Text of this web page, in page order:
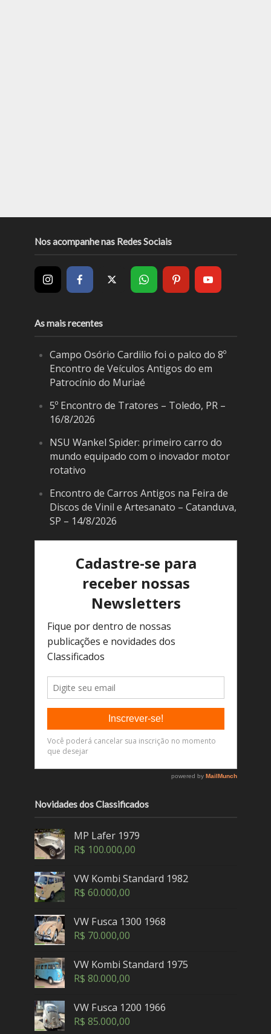
Nos acompanhe nas Redes Sociais
As mais recentes
Campo Osório Cardilio foi o palco do 8º
Encontro de Veículos Antigos do em
Patrocínio do Muriaé
5º Encontro de Tratores – Toledo, PR –
16/8/2026
NSU Wankel Spider: primeiro carro do
mundo equipado com o inovador motor
rotativo
Encontro de Carros Antigos na Feira de
Discos de Vinil e Artesanato – Catanduva,
SP – 14/8/2026
Novidades dos Classificados
MP Lafer 1979
R$ 100.000,00
VW Kombi Standard 1982
R$ 60.000,00
VW Fusca 1300 1968
R$ 70.000,00
VW Kombi Standard 1975
R$ 80.000,00
VW Fusca 1200 1966
R$ 85.000,00